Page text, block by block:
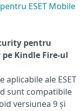
ESET Mobile
pentru
Kindle Fire-ul
ale ESET
sunt compatibile
versiunea 9 și